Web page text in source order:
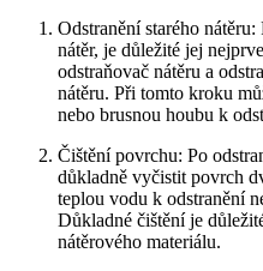
Odstranění starého
nátěr, je důležité jej
odstraňovač nátěru a
nátěru. Při tomto kroku
nebo brusnou houbu k
Čištění povrchu: Po
důkladně vyčistit povrch
teplou vodu k odstranění
Důkladné čištění je
nátěrového materiálu.